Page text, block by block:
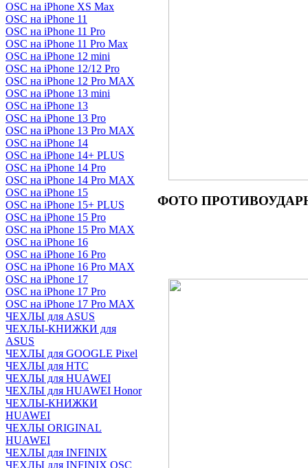
OSC на iPhone XS Max
OSC на iPhone 11
OSC на iPhone 11 Pro
OSC на iPhone 11 Pro Max
OSC на iPhone 12 mini
OSC на iPhone 12/12 Pro
OSC на iPhone 12 Pro MAX
OSC на iPhone 13 mini
OSC на iPhone 13
OSC на iPhone 13 Pro
OSC на iPhone 13 Pro MAX
OSC на iPhone 14
OSC на iPhone 14+ PLUS
OSC на iPhone 14 Pro
OSC на iPhone 14 Pro MAX
OSC на iPhone 15
OSC на iPhone 15+ PLUS
OSC на iPhone 15 Pro
OSC на iPhone 15 Pro MAX
OSC на iPhone 16
OSC на iPhone 16 Pro
OSC на iPhone 16 Pro MAX
OSC на iPhone 17
OSC на iPhone 17 Pro
OSC на iPhone 17 Pro MAX
ЧЕХЛЫ для ASUS
ЧЕХЛЫ-КНИЖКИ для
ASUS
ЧЕХЛЫ для GOOGLE Pixel
ЧЕХЛЫ для HTC
ЧЕХЛЫ для HUAWEI
ЧЕХЛЫ для HUAWEI Honor
ЧЕХЛЫ-КНИЖКИ
HUAWEI
ЧЕХЛЫ ORIGINAL
HUAWEI
ЧЕХЛЫ для INFINIX
ЧЕХЛЫ для INFINIX OSC
ФОТО